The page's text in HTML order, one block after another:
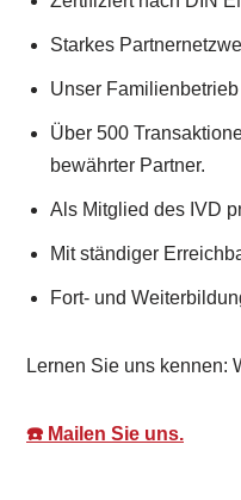
Starkes
Unser
Über 500
bewährter Partner.
Als Mitglied des IVD
Mit ständiger
Fort- und
Lernen Sie uns kennen:
☎️ Mailen Sie uns.